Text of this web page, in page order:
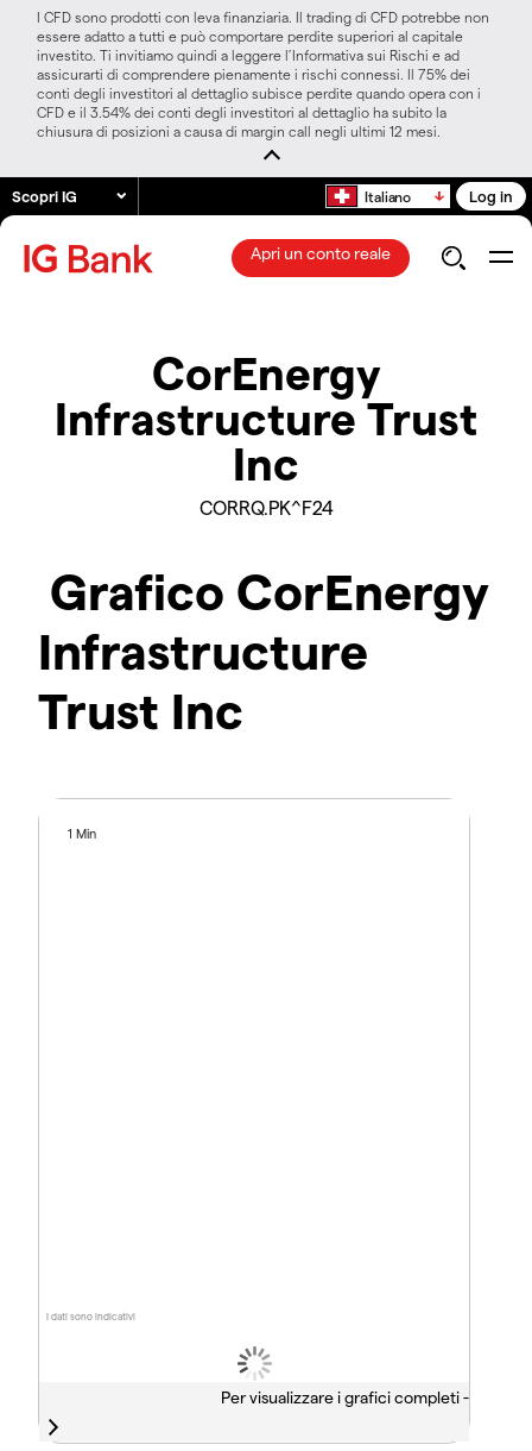
I CFD sono prodotti con leva finanziaria. Il trading di CFD potrebbe non
essere adatto a tutti e può comportare perdite superiori al capitale
investito. Ti invitiamo quindi a leggere l’Informativa sui Rischi e ad
assicurarti di comprendere pienamente i rischi connessi. Il 75% dei
conti degli investitori al dettaglio subisce perdite quando opera con i
CFD e il 3.54% dei conti degli investitori al dettaglio ha subito la
chiusura di posizioni a causa di margin call negli ultimi 12 mesi.
Scopri IG Italiano Log in
Apri un conto reale
CorEnergy
Infrastructure Trust
Inc
CORRQ.PK^F24
Grafico CorEnergy
Infrastructure
Trust Inc
I dati sono indicativi
1 Min
Per visualizzare i grafici completi -